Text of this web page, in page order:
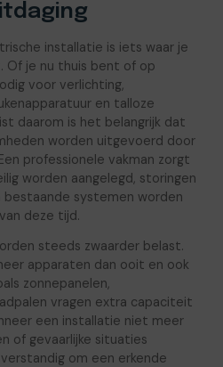
installatie is iets waar je
Of je nu thuis bent of op
voor verlichting,
en talloze
daarom is het belangrijk dat
worden uitgevoerd door
professionele vakman zorgt
worden aangelegd, storingen
systemen worden
deze tijd.
steeds zwaarder belast.
apparaten dan ooit en ook
zonnepanelen,
vragen extra capaciteit
een installatie niet meer
of gevaarlijke situaties
om een erkende